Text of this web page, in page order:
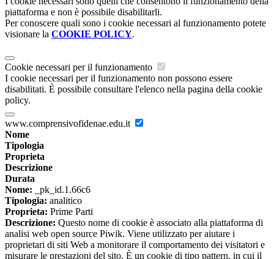
piattaforma e non è possibile disabilitarli.
Per conoscere quali sono i cookie necessari al funzionamento potete
visionare la COOKIE POLICY.
Cookie necessari per il funzionamento
I cookie necessari per il funzionamento non possono essere
disabilitati. È possibile consultare l'elenco nella pagina della cookie
policy.
www.comprensivofidenae.edu.it
Nome
Tipologia
Proprieta
Descrizione
Durata
Nome: _pk_id.1.66c6
Tipologia: analitico
Proprieta: Prime Parti
Descrizione: Questo nome di cookie è associato alla piattaforma di
analisi web open source Piwik. Viene utilizzato per aiutare i
proprietari di siti Web a monitorare il comportamento dei visitatori e
misurare le prestazioni del sito. È un cookie di tipo pattern, in cui il